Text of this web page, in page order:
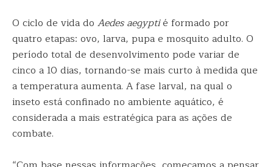
O ciclo de vida do Aedes aegyptié formado por
quatro etapas: ovo, larva, pupa e mosquito adulto. O
período total de desenvolvimento pode variar de
cinco a 10 dias, tornando-se mais curto à medida que
a temperatura aumenta. A fase larval, na qual o
inseto está confinado no ambiente aquático, é
considerada a mais estratégica para as ações de
combate.